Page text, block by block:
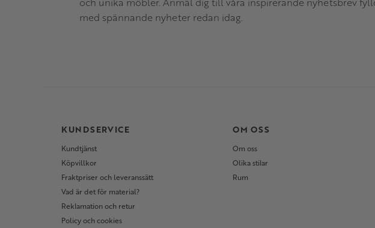
med spännande nyheter redan idag.
KUNDSERVICE
Kundtjänst
Köpvillkor
Fraktpriser och leveranssätt
Vad är det för material?
Reklamation och retur
Policy och cookies
OM OSS
Om oss
Olika stilar
Rum